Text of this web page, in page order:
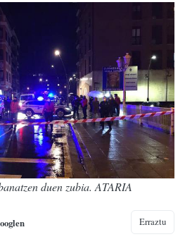
duen zubia. ATARIA
Erraztu